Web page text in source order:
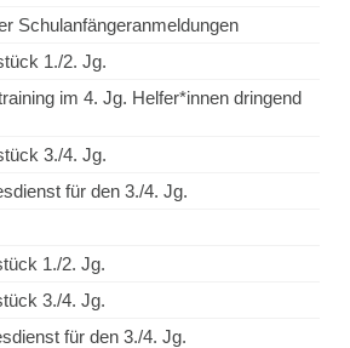
Schulanfängeranmeldungen
1./2. Jg.
im 4. Jg. Helfer*innen dringend
3./4. Jg.
für den 3./4. Jg.
1./2. Jg.
3./4. Jg.
für den 3./4. Jg.